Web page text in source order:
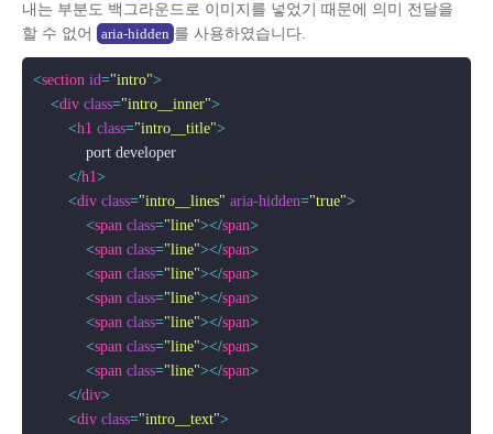
내는 부분도 백그라운드로 이미지를 넣었기 때문에 의미 전달을
할 수 없어
aria-hidden 를 사용하였습니다.
<section id="intro">
<div class="intro__inner">
<h1 class="intro__title">
            port developer
</h1>
<div class="intro__lines" aria-hidden="true">
<span class="line"></span>
<span class="line"></span>
<span class="line"></span>
<span class="line"></span>
<span class="line"></span>
<span class="line"></span>
<span class="line"></span>
</div>
<div class="intro__text">